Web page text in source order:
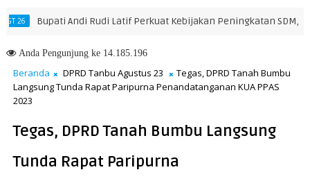
Bupati Andi Rudi Latif Perkuat Kebijakan Peningkatan SDM,
AndaPengunjung ke 14.185.196
Beranda DPRD Tanbu Agustus 23
Tegas, DPRD Tanah Bumbu
Langsung Tunda Rapat Paripurna Penandatanganan KUA PPAS
2023
Tegas, DPRD Tanah Bumbu Langsung
Tunda Rapat Paripurna